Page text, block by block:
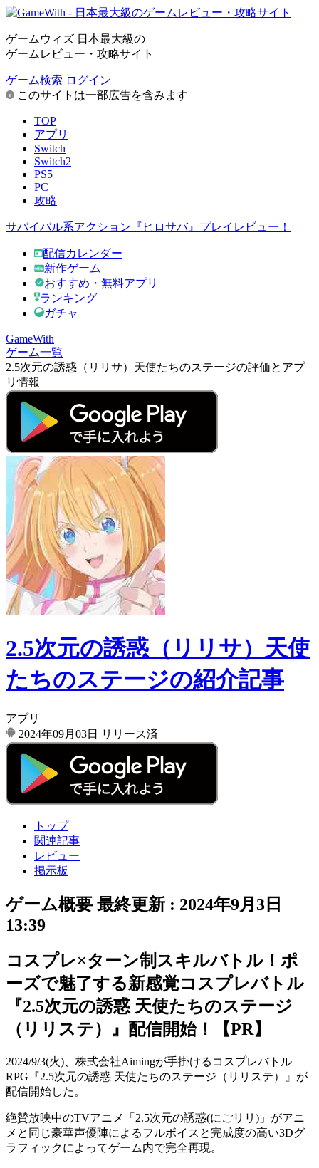
ゲームウィズ 日本最大級の
ゲームレビュー・攻略サイト
ゲーム検索 ログイン
このサイトは一部広告を含みます
TOP
アプリ
Switch
Switch2
PS5
PC
攻略
サバイバル系アクション『ヒロサバ』プレイレビュー！
配信カレンダー
新作ゲーム
おすすめ・無料アプリ
ランキング
ガチャ
GameWith
ゲーム一覧
2.5次元の誘惑（リリサ）天使たちのステージの評価とアプ
リ情報
2.5次元の誘惑（リリサ）天使
たちのステージの紹介記事
アプリ
2024年09月03日
リリース済
トップ
関連記事
レビュー
掲示板
ゲーム概要 最終更新 : 2024年9月3日
13:39
コスプレ×ターン制スキルバトル！ポ
ーズで魅了する新感覚コスプレバトル
『2.5次元の誘惑 天使たちのステージ
（リリステ）』配信開始！【PR】
2024/9/3(火)、株式会社Aimingが手掛ける コスプレバトル
RPG 『2.5次元の誘惑 天使たちのステージ（リリステ）』 が
配信開始した。
絶賛放映中のTVアニメ「2.5次元の誘惑(にごリリ)」 がアニ
メと同じ豪華声優陣によるフルボイスと完成度の高い3Dグ
ラフィックによってゲーム内で完全再現 。